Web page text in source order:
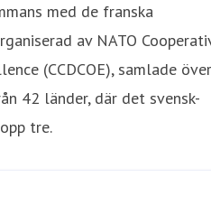
med de franska
av NATO
(CCDCOE), samlade
42 länder, där det svensk-
tre.